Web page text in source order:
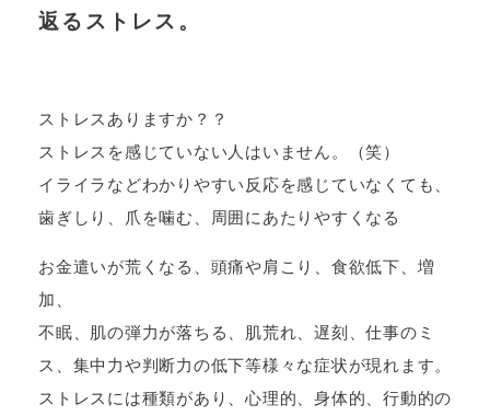
返るストレス。
ストレスありますか？？
ストレスを感じていない人はいません。（笑）
イライラなどわかりやすい反応を感じていなくても、
歯ぎしり、爪を噛む、周囲にあたりやすくなる
お金遣いが荒くなる、頭痛や肩こり、食欲低下、増
加、
不眠、肌の弾力が落ちる、肌荒れ、遅刻、仕事のミ
ス、集中力や判断力の低下等様々な症状が現れます。
ストレスには種類があり、心理的、身体的、行動的の